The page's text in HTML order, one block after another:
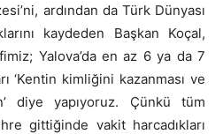
ardından da Türk Dünyası
kaydeden Başkan Koçal,
Yalova’da en az 6 ya da 7
‘Kentin kimliğini kazanması ve
diye yapıyoruz. Çünkü tüm
gittiğinde vakit harcadıkları